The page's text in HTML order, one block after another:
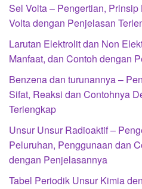
Sel Volta – Pengertian,
Volta dengan Penjelasan
Larutan Elektrolit dan Non
Manfaat, dan Contoh dengan
Benzena dan turunannya –
Sifat, Reaksi dan Contohnya
Terlengkap
Unsur Unsur Radioaktif –
Peluruhan, Penggunaan dan
dengan Penjelasannya
Tabel Periodik Unsur Kimia